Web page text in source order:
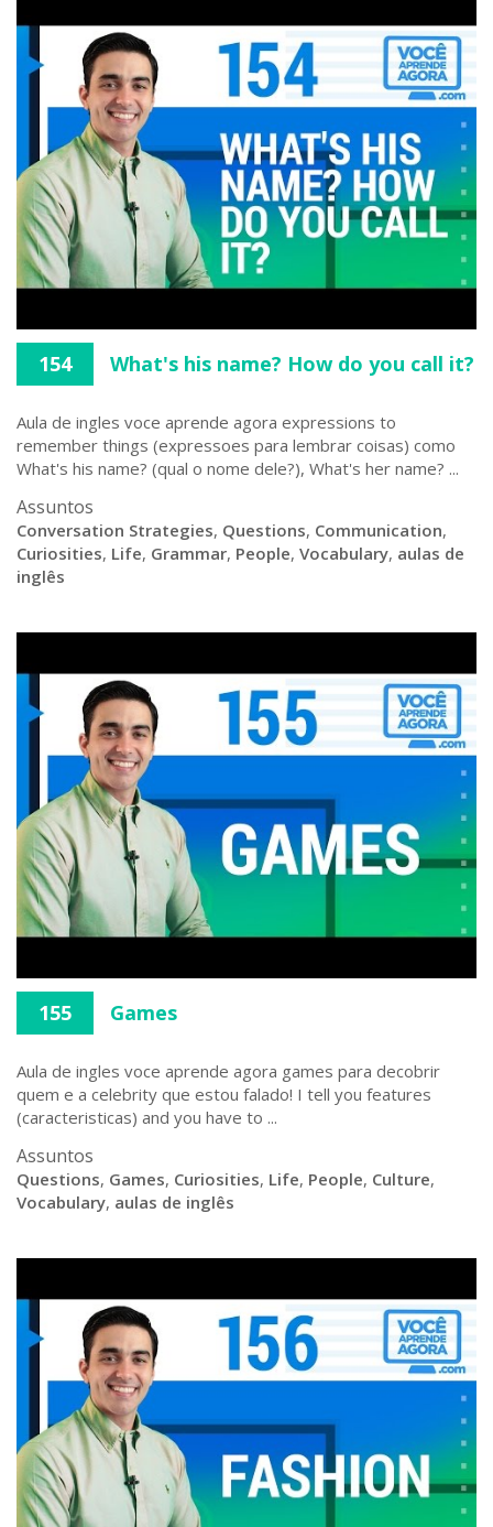
154 What's his name? How do you call it?
Aula de ingles voce aprende agora expressions to
remember things (expressoes para lembrar coisas) como
What's his name? (qual o nome dele?), What's her name? ...
Assuntos
Conversation Strategies, Questions, Communication,
Curiosities, Life, Grammar, People, Vocabulary, aulas de
inglês
155 Games
Aula de ingles voce aprende agora games para decobrir
quem e a celebrity que estou falado! I tell you features
(caracteristicas) and you have to ...
Assuntos
Questions, Games, Curiosities, Life, People, Culture,
Vocabulary, aulas de inglês